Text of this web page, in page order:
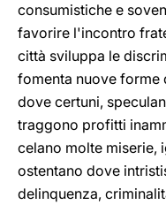
consumistiche e
favorire l'incontro
città sviluppa le
fomenta nuove forme
dove certuni,
traggono profitti
celano molte miserie,
ostentano dove
delinquenza,